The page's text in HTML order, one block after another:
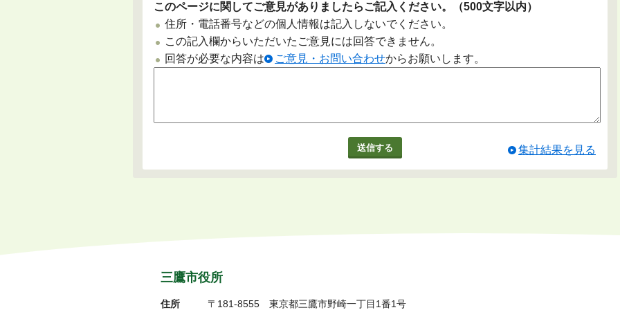
このページに関してご意見がありましたらご記入ください。（500文字以内）
住所・電話番号などの個人情報は記入しないでください。
この記入欄からいただいたご意見には回答できません。
回答が必要な内容は
ご意見・お問い合わせからお願いします。
集計結果を見る
三鷹市役所
住所 〒181-8555 東京都三鷹市野崎一丁目1番1号